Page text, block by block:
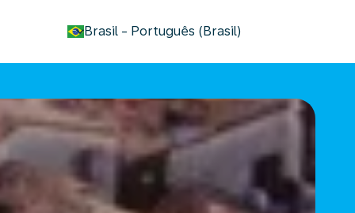
Brasil - Português (Brasil)
keyboard_arrow_down